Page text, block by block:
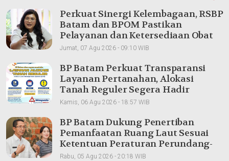
Perkuat Sinergi Kelembagaan, RSBP
Batam dan BPOM Pastikan
Pelayanan dan Ketersediaan Obat
Aman
Jumat, 07 Agu 2026 - 09:10 WIB
BP Batam Perkuat Transparansi
Layanan Pertanahan, Alokasi
Tanah Reguler Segera Hadir
Melalui LMS
Kamis, 06 Agu 2026 - 18:57 WIB
BP Batam Dukung Penertiban
Pemanfaatan Ruang Laut Sesuai
Ketentuan Peraturan Perundang-
undangan
Rabu, 05 Agu 2026 - 20:18 WIB